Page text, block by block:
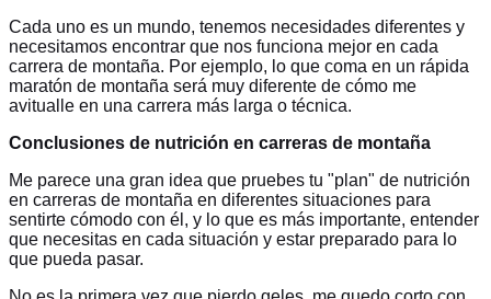
Cada uno es un mundo, tenemos necesidades diferentes y
necesitamos encontrar que nos funciona mejor en cada
carrera de montaña. Por ejemplo, lo que coma en un rápida
maratón de montaña será muy diferente de cómo me
avitualle en una carrera más larga o técnica.
Conclusiones de nutrición en carreras de montaña
Me parece una gran idea que pruebes tu "plan" de nutrición
en carreras de montaña en diferentes situaciones para
sentirte cómodo con él, y lo que es más importante, entender
que necesitas en cada situación y estar preparado para lo
que pueda pasar.